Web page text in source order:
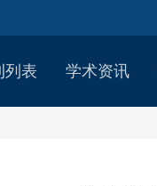
列表 学术资讯